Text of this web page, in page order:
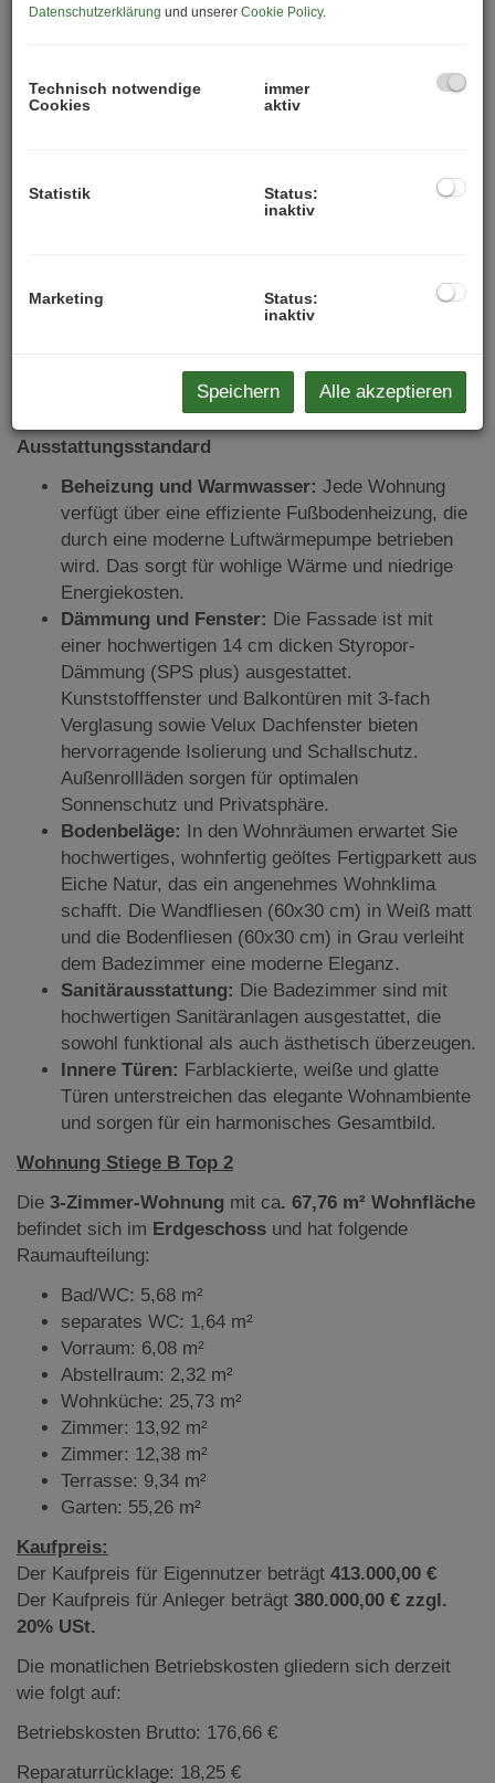
Das Projekt zeichnet sich vor allem durch folgende
top-moderner Erstbezugs-Neubau
hochwertige Ausstattung (Fußbodenheizung,
ausgezeichnete Grundrissezum Teil
Blick
Freiflächen
(Balkon, Terrasse, Loggia,
Wohnung
Ideal alsEndnutzer- und Vorsorgewohnung
arkplätze in der hauseigenen
Ausstattungsstandard
Beheizung und Warmwasser: Jede Wohnung
verfügt über eine effiziente Fußbodenheizung, die
durch eine moderne Luftwärmepumpe betrieben
wird. Das sorgt für wohlige Wärme und niedrige
Energiekosten.
Dämmung und Fenster: Die Fassade ist mit
einer hochwertigen 14 cm dicken Styropor-
Dämmung (SPS plus) ausgestattet.
Kunststofffenster und Balkontüren mit 3-fach
Verglasung sowie Velux Dachfenster bieten
hervorragende Isolierung und Schallschutz.
Außenrollläden sorgen für optimalen
Sonnenschutz und Privatsphäre.
Bodenbeläge: In den Wohnräumen erwartet Sie
hochwertiges, wohnfertig geöltes Fertigparkett aus
Eiche Natur, das ein angenehmes Wohnklima
schafft. Die Wandfliesen (60x30 cm) in Weiß matt
und die Bodenfliesen (60x30 cm) in Grau verleiht
dem Badezimmer eine moderne Eleganz.
Sanitärausstattung: Die Badezimmer sind mit
hochwertigen Sanitäranlagen ausgestattet, die
sowohl funktional als auch ästhetisch überzeugen.
Innere Türen: Farblackierte, weiße und glatte
Türen unterstreichen das elegante Wohnambiente
und sorgen für ein harmonisches Gesamtbild.
Wohnung Stiege B Top 2
Die 3-Zimmer-Wohnung mit ca. 67,76 m² Wohnfläche
befindet sich im Erdgeschoss und hat folgende
Raumaufteilung:
Bad/WC: 5,68 m²
separates WC: 1,64 m²
Vorraum: 6,08 m²
Abstellraum: 2,32 m²
Wohnküche: 25,73 m²
Zimmer: 13,92 m²
Zimmer: 12,38 m²
Terrasse: 9,34 m²
Garten: 55,26 m²
Kaufpreis:
Der Kaufpreis für Eigennutzer beträgt 413.000,00 €
Der Kaufpreis für Anleger beträgt 380.000,00 € zzgl.
20% USt.
Die monatlichen Betriebskosten gliedern sich derzeit
wie folgt auf:
Betriebskosten Brutto: 176,66 €
Reparaturrücklage: 18,25 €
Datenschutzerklärung und unserer Cookie Policy.
Technisch notwendige
Cookies
immer
aktiv
Statistik
Status:
inaktiv
Marketing
Status:
inaktiv
Speichern Alle akzeptieren